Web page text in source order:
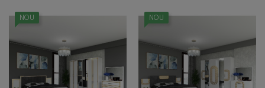
NOU NOU